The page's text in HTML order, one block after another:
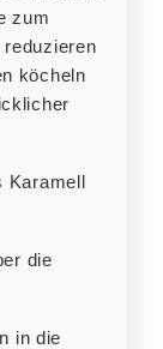
zum
köcheln